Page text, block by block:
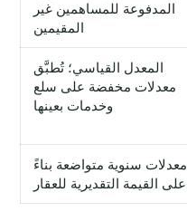
المدفوعة للمساهمين غير
المقيمين
المعدل القياسي؛ تُطبَّق
معدلات مخفضة على سلع
وخدمات بعينها
معدلات سنوية متواضعة بناءً
على القيمة التقديرية للعقار